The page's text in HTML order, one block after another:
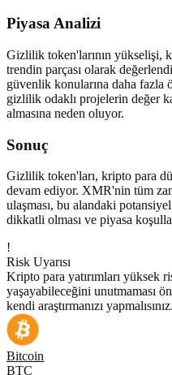
Piyasa Analizi
Gizlilik token'larının yükselişi,
trendin parçası olarak
güvenlik konularına daha fazla
gizlilik odaklı projelerin değer
almasına neden oluyor.
Sonuç
Gizlilik token'ları, kripto para
devam ediyor. XMR'nin tüm
ulaşması, bu alandaki
dikkatli olması ve piyasa
!
Risk Uyarısı
Kripto para yatırımları yüksek
yaşayabileceğini unutmaması
kendi araştırmanızı yapmalısınız.
Bitcoin
BTC